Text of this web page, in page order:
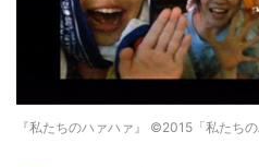
『私たちのハァハァ』 ©2015「私たち